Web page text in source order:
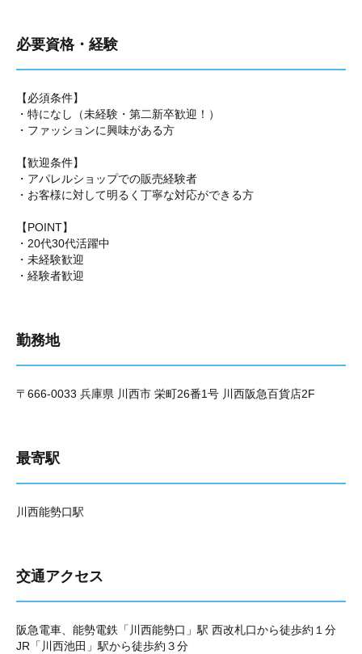
必要資格・経験
【必須条件】
・特になし（未経験・第二新卒歓迎！）
・ファッションに興味がある方
【歓迎条件】
・アパレルショップでの販売経験者
・お客様に対して明るく丁寧な対応ができる方
【POINT】
・20代30代活躍中
・未経験歓迎
・経験者歓迎
勤務地
〒666-0033 兵庫県 川西市 栄町26番1号 川西阪急百貨店2F
最寄駅
川西能勢口駅
交通アクセス
阪急電車、能勢電鉄「川西能勢口」駅 西改札口から徒歩約１分
JR「川西池田」駅から徒歩約３分